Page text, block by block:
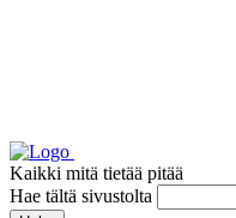
Kaikki mitä tietää pitää
Hae tältä sivustolta